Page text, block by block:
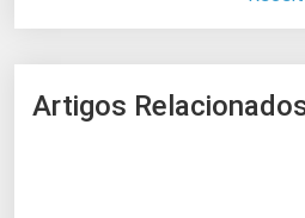
Artigos